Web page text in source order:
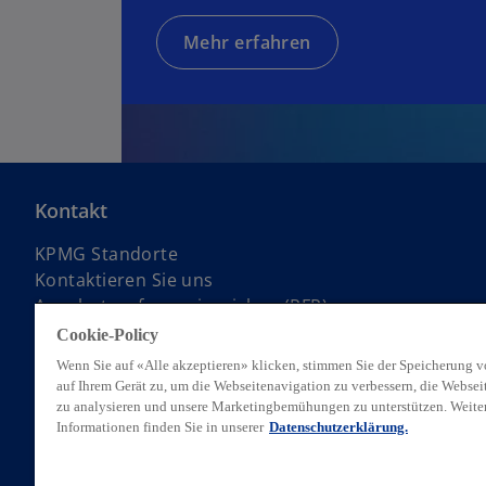
Mehr erfahren
Kontakt
KPMG Standorte
Kontaktieren Sie uns
Angebotsanfrage einreichen (RFP)
KPMG Alumni Netzwerk
© 2026 KPMG AG, eine Schweizer Aktiengesellschaft, ist eine
einer Gesellschaft mit beschränkter Haftung englischen Rechts,
Cookie-Policy
Wenn Sie auf «Alle akzeptieren» klicken, stimmen Sie der Speicherung
auf Ihrem Gerät zu, um die Webseitenavigation zu verbessern, die
zu analysieren und unsere Marketingbemühungen zu unterstützen.
Informationen finden Sie in unserer Datenschutzerklärung.